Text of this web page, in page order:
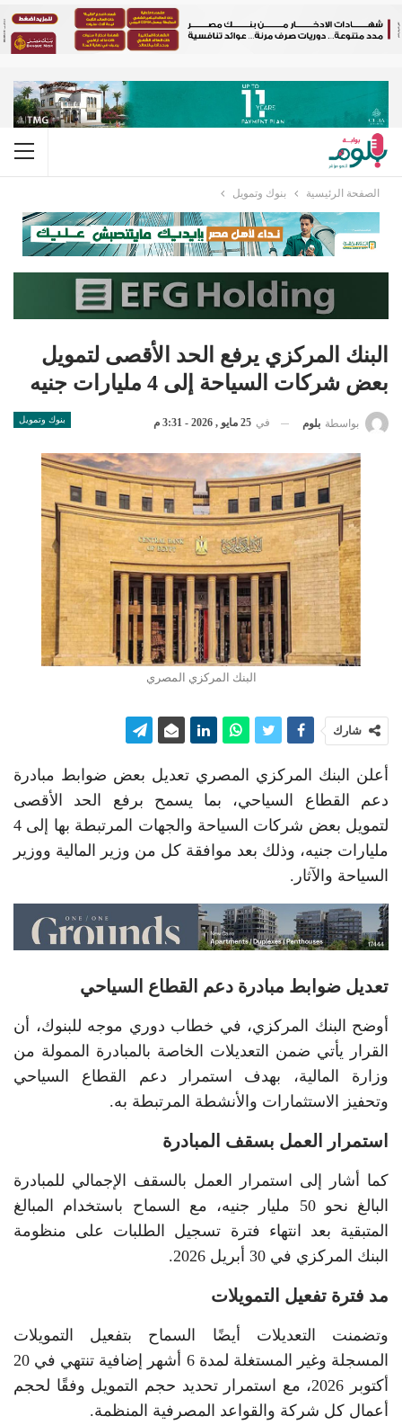
الصفحة الرئيسية بنوك وتمويل
البنك المركزي يرفع الحد الأقصى لتمويل
بعض شركات السياحة إلى 4 مليارات جنيه
بنوك وتمويل بواسطة بلوم في 25 مايو , 2026 - 3:31 م
البنك المركزي المصري
شارك
أعلن البنك المركزي المصري تعديل بعض ضوابط مبادرة
دعم القطاع السياحي، بما يسمح برفع الحد الأقصى
لتمويل بعض شركات السياحة والجهات المرتبطة بها إلى 4
مليارات جنيه، وذلك بعد موافقة كل من وزير المالية ووزير
السياحة والآثار.
تعديل ضوابط مبادرة دعم القطاع السياحي
أوضح البنك المركزي، في خطاب دوري موجه للبنوك، أن
القرار يأتي ضمن التعديلات الخاصة بالمبادرة الممولة من
وزارة المالية، بهدف استمرار دعم القطاع السياحي
وتحفيز الاستثمارات والأنشطة المرتبطة به.
استمرار العمل بسقف المبادرة
كما أشار إلى استمرار العمل بالسقف الإجمالي للمبادرة
البالغ نحو 50 مليار جنيه، مع السماح باستخدام المبالغ
المتبقية بعد انتهاء فترة تسجيل الطلبات على منظومة
البنك المركزي في 30 أبريل 2026.
مد فترة تفعيل التمويلات
وتضمنت التعديلات أيضًا السماح بتفعيل التمويلات
المسجلة وغير المستغلة لمدة 6 أشهر إضافية تنتهي في 20
أكتوبر 2026، مع استمرار تحديد حجم التمويل وفقًا لحجم
أعمال كل شركة والقواعد المصرفية المنظمة.